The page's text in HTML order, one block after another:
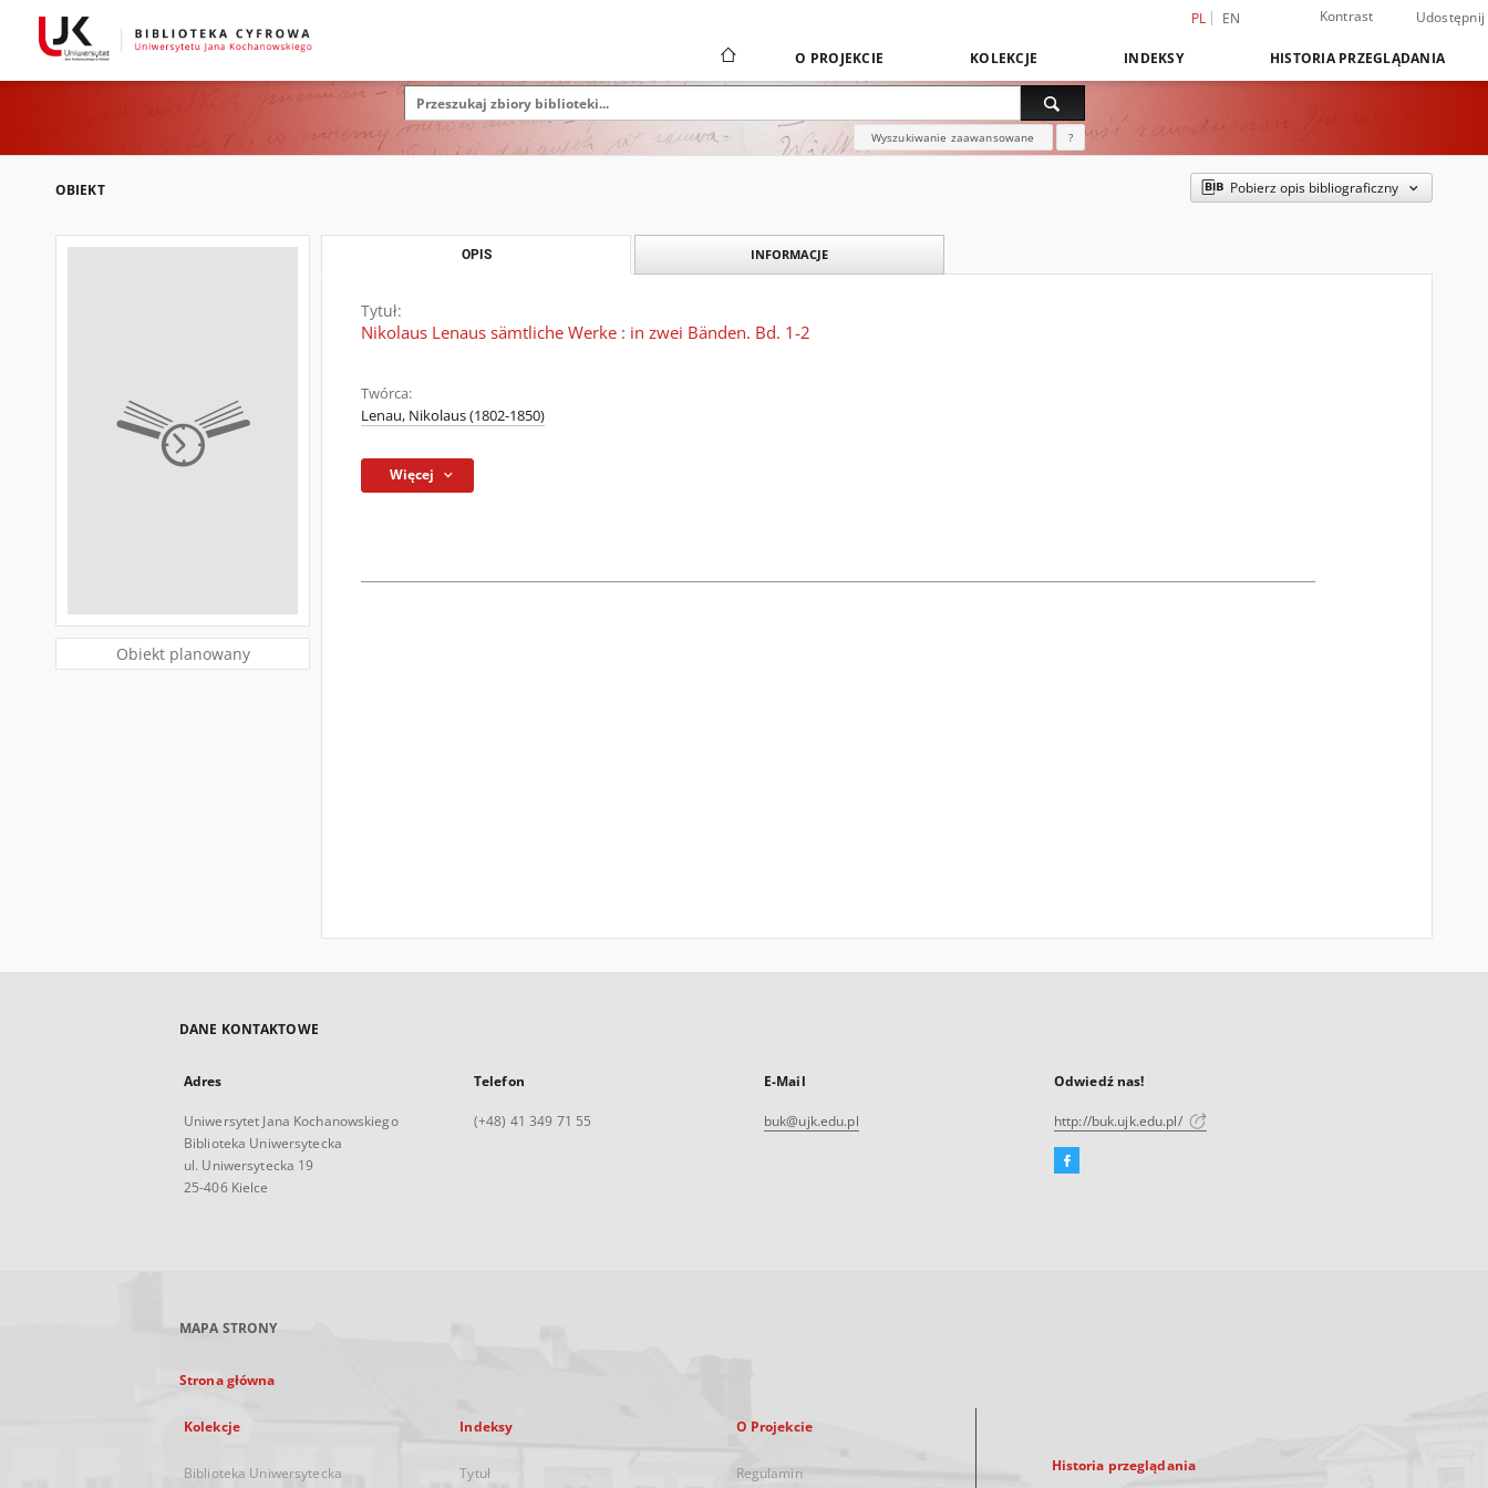
PL EN Kontrast Udostępnij
O PROJEKCIE KOLEKCJE INDEKSY HISTORIA PRZEGLĄDANIA
Wyszukiwanie zaawansowane ?
OBIEKT Pobierz opis bibliograficzny
Obiekt planowany
OPIS INFORMACJE
Tytuł:
Nikolaus Lenaus sämtliche Werke : in zwei Bänden. Bd. 1-2
Twórca:
Lenau, Nikolaus (1802-1850)
Więcej
DANE KONTAKTOWE
Adres
Uniwersytet Jana Kochanowskiego
Biblioteka Uniwersytecka
ul. Uniwersytecka 19
25-406 Kielce
Telefon
(+48) 41 349 71 55
E-Mail
buk@ujk.edu.pl
Odwiedź nas!
http://buk.ujk.edu.pl/
Facebook
MAPA STRONY
Strona główna
Kolekcje
Biblioteka Uniwersytecka
Indeksy
Tytuł
O Projekcie
Regulamin Historia przeglądania